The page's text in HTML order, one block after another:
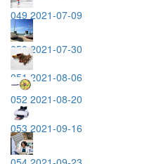
049 2021-07-09
050 2021-07-30
051 2021-08-06
052 2021-08-20
053 2021-09-16